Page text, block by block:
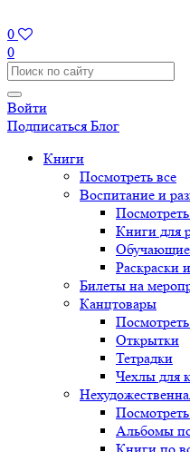
0
0
Войти
Подписаться Блог
Книги
Посмотреть все
Воспитание и
Книги для
Обучающие
Раскраски
Билеты на
Канцтовары
Открытки
Тетрадки
Чехлы для
Альбомы